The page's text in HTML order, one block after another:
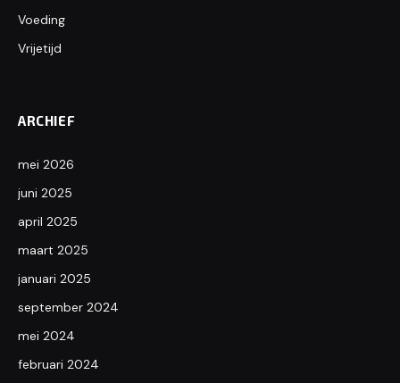
Voeding
Vrijetijd
ARCHIEF
mei 2026
juni 2025
april 2025
maart 2025
januari 2025
september 2024
mei 2024
februari 2024